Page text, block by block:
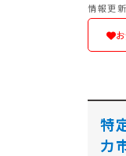
情報更
特
力